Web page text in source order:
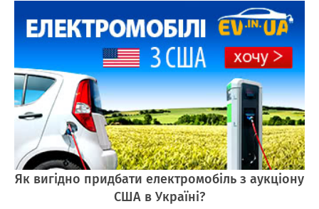
Як вигідно придбати електромобіль з аукціону
США в Україні?